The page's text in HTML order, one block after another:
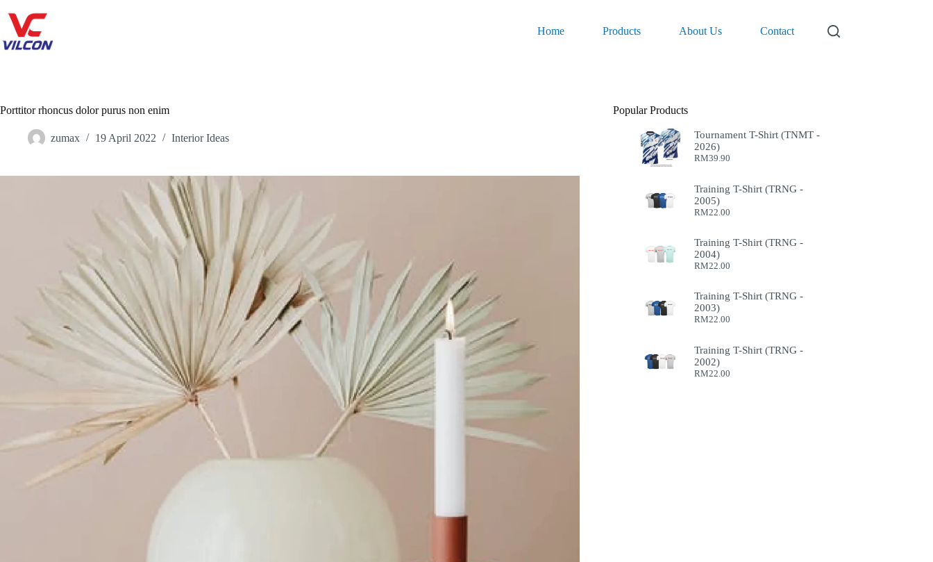
Home Products About Us Contact
Porttitor rhoncus dolor purus non enim
zumax 19 April 2022 Interior Ideas
Popular Products
Tournament T-Shirt (TNMT -
2026)
RM39.90
Training T-Shirt (TRNG -
2005)
RM22.00
Training T-Shirt (TRNG -
2004)
RM22.00
Training T-Shirt (TRNG -
2003)
RM22.00
Training T-Shirt (TRNG -
2002)
RM22.00